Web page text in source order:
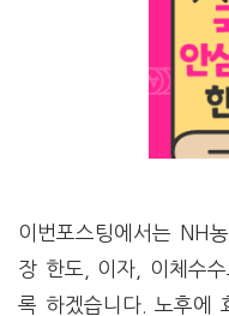
이번포스팅에서는 NH
장 한도, 이자, 이체수
록 하겠습니다. 노후에